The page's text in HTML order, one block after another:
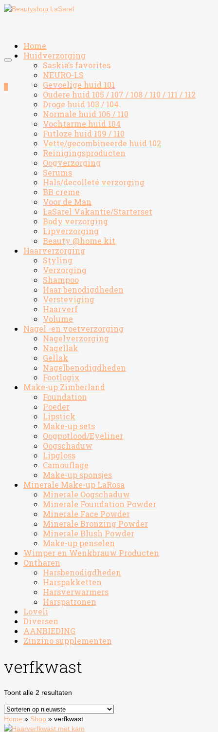
Home
Huidverzorging
Saskia’s favorites
NEURO-LS
Gevoelige huid 101
Oudere huid 105 / 107 / 108 / 110 / 111 / 112
Droge huid 103 / 104
Normale huid 106 / 110
Vochtarme huid 104
Futloze huid 109 / 110
Vette/gecombineerde huid 102
Reinigingsproducten
Oogverzorging
Serums
Hals/decolleté verzorging
BB creme
Voor de Man
LaSarel Vakantie/Starterset
Body verzorging
Lipverzorging
Beauty @home kit
Haarverzorging
Styling
Verzorging
Shampoo
Haar benodigdheden
Versteviging
Haarverf
Volume
Nagel -en voetverzorging
Nagelverzorging
Nagellak
Gellak
Nagelbenodigdheden
Footlogix
Make-up Zimberland
Foundation
Poeder
Lipstick
Make-up sets
Oogpotlood/Eyeliner
Oogschaduw
Lipgloss
Camouflage
Make-up sponsjes
Minerale Make-up LaRosa
Minerale Oogschaduw
Minerale Foundation Powder
Minerale Face Powder
Minerale Bronzing Powder
Minerale Blush Powder
Make-up penselen
Wimper en Wenkbrauw Producten
Ontharen
Harsbenodigdheden
Harspakketten
Harsverwarmers
Harspatronen
Loveli
Diversen
AANBIEDING
Zinzino supplementen
verfkwast
Toont alle 2 resultaten
Home » Shop » verfkwast